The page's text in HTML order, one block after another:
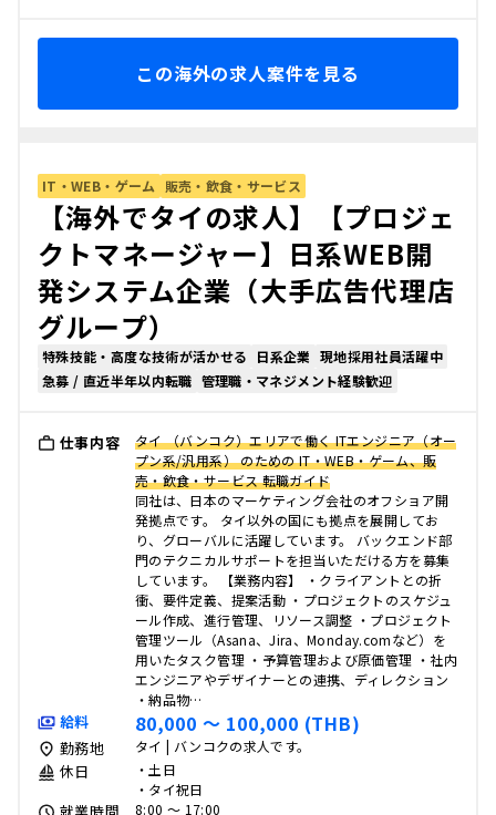
この海外の求人案件を見る
IT・WEB・ゲーム 販売・飲食・サービス
【海外でタイの求人】【プロジェ
クトマネージャー】日系WEB開
発システム企業（大手広告代理店
グループ）
特殊技能・高度な技術が活かせる 日系企業 現地採用社員活躍中
急募 / 直近半年以内転職 管理職・マネジメント経験歓迎
仕事内容
タイ （バンコク）エリアで働く ITエンジニア（オー
プン系/汎用系） のための IT・WEB・ゲーム、販
売・飲食・サービス 転職ガイド
同社は、日本のマーケティング会社のオフショア開
発拠点です。 タイ以外の国にも拠点を展開してお
り、グローバルに活躍しています。 バックエンド部
門のテクニカルサポートを担当いただける方を募集
しています。 【業務内容】 ・クライアントとの折
衝、要件定義、提案活動 ・プロジェクトのスケジュ
ール作成、進行管理、リソース調整 ・プロジェクト
管理ツール（Asana、Jira、Monday.comなど）を
用いたタスク管理 ・予算管理および原価管理 ・社内
エンジニアやデザイナーとの連携、ディレクション
・納品物…
給料 80,000 〜 100,000 (THB)
勤務地 タイ | バンコクの求人です。
休日
・土日
・タイ祝日
8:00 〜 17:00